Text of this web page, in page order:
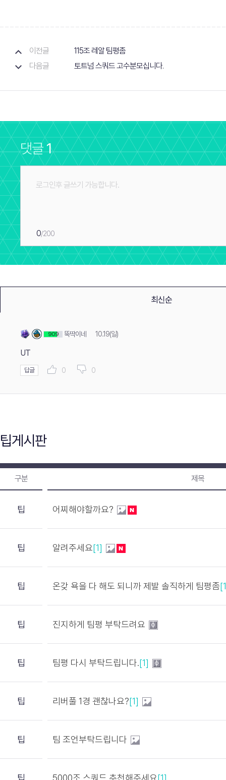
이전글
115조 레알 팀평좀
다음글
토트넘 스쿼드 고수분모십니다.
댓글1
0/200
최신순
909 뚝딱이네 10.19(일)
UT
답글 0 0
팁게시판
구분 제목
팁 어찌해야할까요?
팁 알려주세요[1]
팁 온갖 욕을 다 해도 되니까 제발 솔직하게 팀평좀
팁 진지하게 팀평 부탁드려요
팁 팀평 다시 부탁드립니다.[1]
팁 리버풀 1경 괜찮나요?[1]
팁 팀 조언부탁드립니다
팁 5000조 스쿼드 추천해주세요[1]